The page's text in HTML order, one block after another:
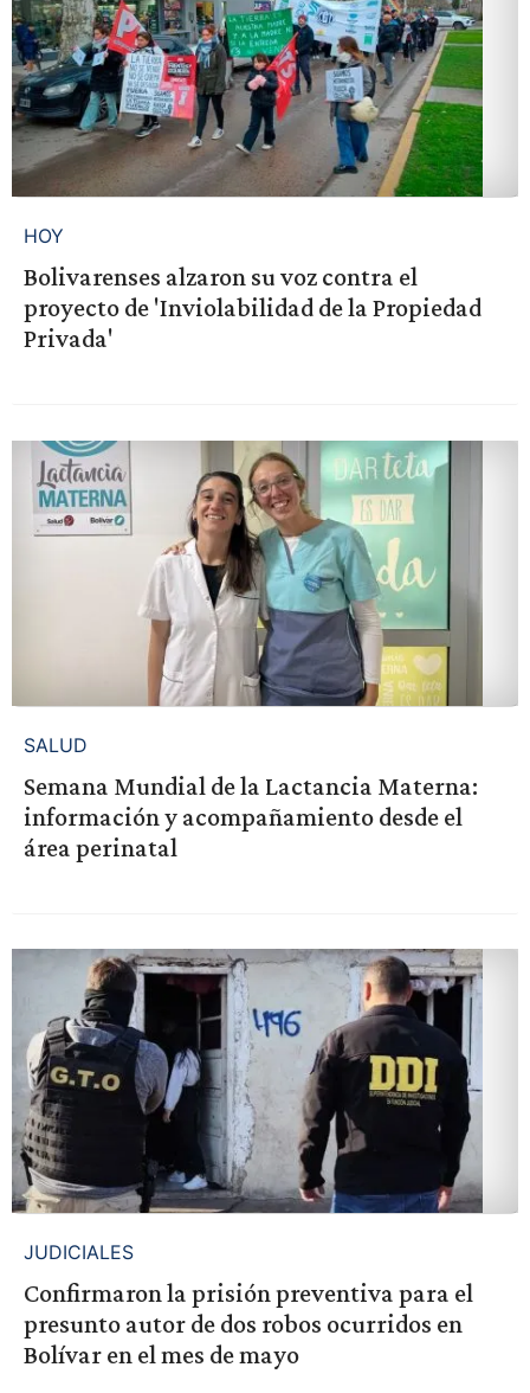
HOY
Bolivarenses alzaron su voz contra el
proyecto de 'Inviolabilidad de la Propiedad
Privada'
SALUD
Semana Mundial de la Lactancia Materna:
información y acompañamiento desde el
área perinatal
JUDICIALES
Confirmaron la prisión preventiva para el
presunto autor de dos robos ocurridos en
Bolívar en el mes de mayo